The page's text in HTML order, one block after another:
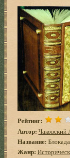
Рейтинг:
Автор: Чаковский
Название:
Жанр: